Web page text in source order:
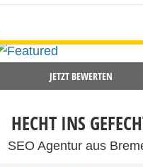
JETZT BEWERTEN
HECHT INS
SEO Agentur aus